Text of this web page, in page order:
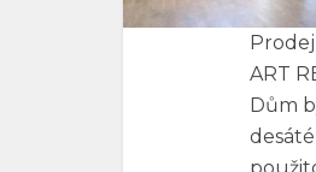
ART
Dům